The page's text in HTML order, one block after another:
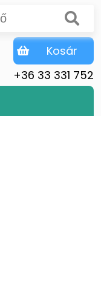
+36 33 331 752
Kosár